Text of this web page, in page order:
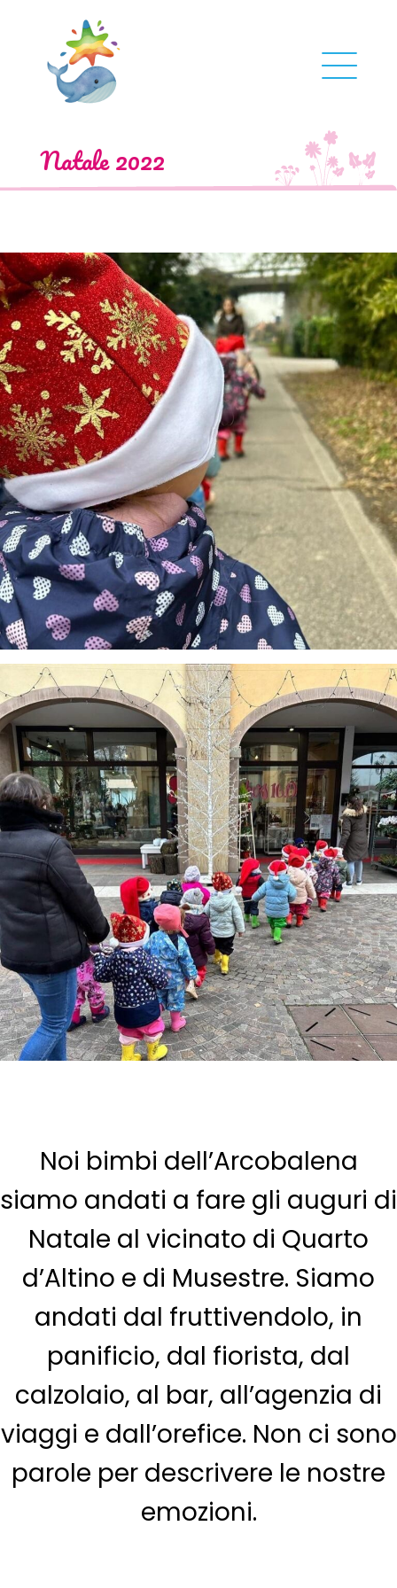
Natale 2022
Noi bimbi dell’Arcobalena
siamo andati a fare gli auguri di
Natale al vicinato di Quarto
d’Altino e di Musestre. Siamo
andati dal fruttivendolo, in
panificio, dal fiorista, dal
calzolaio, al bar, all’agenzia di
viaggi e dall’orefice. Non ci sono
parole per descrivere le nostre
emozioni.